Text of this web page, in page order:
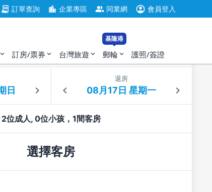
contract 訂單查詢 location_city 企業專區 group 同業網 account_circle 會員登入
expand_more 訂房/票券 expand_more 台灣旅遊 expand_more
基隆港
郵輪 expand_more 護照/簽證
退房
2位成人, 0位小孩，1間客房
選擇客房